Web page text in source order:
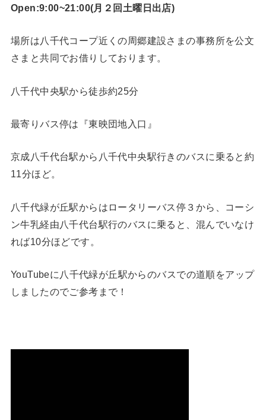
Open:9:00~21:00(月２回 土曜日出店)
場所は八千代コープ近くの周郷建設さまの事務所を公文
さまと共同でお借りしております。
八千代中央駅から徒歩約25分
最寄りバス停は『東映団地入口』
京成八千代台駅から八千代中央駅行きのバスに乗ると約
11分ほど。
八千代緑が丘駅からはロータリーバス停３から、コーシ
ン牛乳経由八千代台駅行のバスに乗ると、混んでいなけ
れば10分ほどです。
YouTubeに八千代緑が丘駅からのバスでの道順をアップ
しましたのでご参考まで！